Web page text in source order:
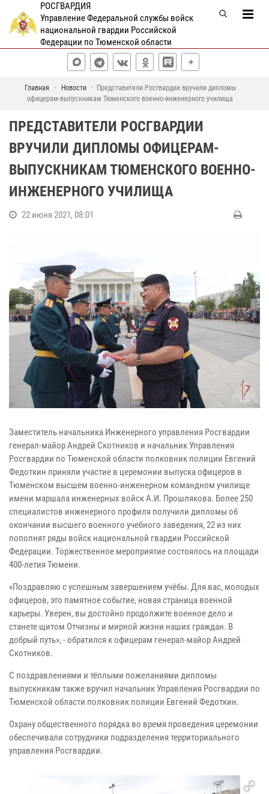
РОСГВАРДИЯ
Управление Федеральной службы войск
национальной гвардии Российской
Федерации по Тюменской области
Главная Новости
Представители Росгвардии вручили дипломы
офицерам-выпускникам Тюменского военно-инженерного училища
ПРЕДСТАВИТЕЛИ РОСГВАРДИИ
ВРУЧИЛИ ДИПЛОМЫ ОФИЦЕРАМ-
ВЫПУСКНИКАМ ТЮМЕНСКОГО ВОЕННО-
ИНЖЕНЕРНОГО УЧИЛИЩА
22 июня 2021, 08:01
Заместитель начальника Инженерного управления Росгвардии
генерал-майор Андрей Скотников и начальник Управления
Росгвардии по Тюменской области полковник полиции Евгений
Федоткин приняли участие в церемонии выпуска офицеров в
Тюменском высшем военно-инженерном командном училище
имени маршала инженерных войск А.И. Прошлякова. Более 250
специалистов инженерного профиля получили дипломы об
окончании высшего военного учебного заведения, 22 из них
пополнят ряды войск национальной гвардии Российской
Федерации. Торжественное мероприятие состоялось на площади
400-летия Тюмени.
«Поздравляю с успешным завершением учёбы. Для вас, молодых
офицеров, это памятное событие, новая страница военной
карьеры. Уверен, вы достойно продолжите военное дело и
станете щитом Отчизны и мирной жизни наших граждан. В
добрый путь», - обратился к офицерам генерал-майор Андрей
Скотников.
С поздравлениями и тёплыми пожеланиями дипломы
выпускникам также вручил начальник Управления Росгвардии по
Тюменской области полковник полиции Евгений Федоткин.
Охрану общественного порядка во время проведения церемонии
обеспечивали сотрудники подразделения территориального
управления Росгвардии.